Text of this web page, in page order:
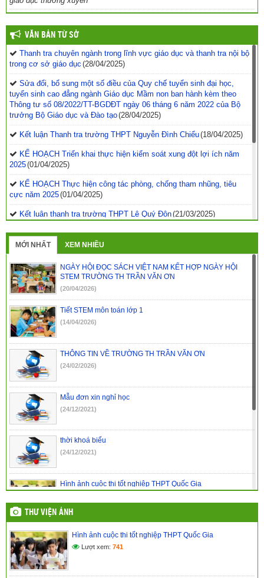
VĂN BẢN TỪ SỞ
Thanh tra chuyên ngành trong lĩnh vực giáo dục và thanh tra nội bộ
trong cơ sở giáo dục (28/04/2025)
Sửa đổi, bổ sung một số điều của Quy chế tuyển sinh đại học,
tuyển sinh cao đẳng ngành Giáo dục Mầm non ban hành kèm theo
Thông tư số 08/2022/TT-BGDĐT ngày 06 tháng 6 năm 2022 của Bộ
trưởng Bộ Giáo dục và Đào tạo(28/04/2025)
Kết luận Thanh tra trường THPT Nguyễn Đình Chiểu(18/04/2025)
KẾ HOẠCH Triển khai thực hiện kiểm soát xung đột lợi ích năm
2025(01/04/2025)
KẾ HOẠCH Thực hiện công tác phòng, chống tham nhũng, tiêu
cực năm 2025(01/04/2025)
Kết luận thanh tra trường THPT Lê Quý Đôn(21/03/2025)
Quyết định phê duyệt kế hoạch thanh tra kiểm tra năm
2025(21/03/2025)
Kết luận thanh tra về việc thanh tra công tác coi thi Kỳ thi tốt
nghiệp THPT năm 2024 tỉnh Đắk Nông (29/07/2024)
Kết luận thanh tra trường PTDTNT THCS&THPT huyện Krông
Nô(29/07/2024)
Kết luận thanh tra trường PTDTNT THCS và THPT huyện Đắk
R’lấp(29/07/2024)
MỚI NHẤT XEM NHIỀU
NGÀY HỘI ĐỌC SÁCH VIỆT NAM KẾT HỢP NGÀY HỘI
STEM TRƯỜNG TH TRẦN VĂN ƠN
(20/04/2026)
Tiết STEM môn toán lớp 1
(14/04/2026)
THÔNG TIN VỀ TRƯỜNG TH TRẦN VĂN ƠN
(24/02/2026)
Mẫu đơn xin nghỉ học
(24/12/2021)
thời khoá biểu
(24/12/2021)
Hình ảnh cuộc thi tốt nghiệp THPT Quốc Gia
(24/03/2017)
Kế hoạch đổi mới giáo dục nâng cao chất lượng dạy và học
THƯ VIỆN ẢNH
Hình ảnh cuộc thi tốt nghiệp THPT Quốc Gia
Lượt xem: 741